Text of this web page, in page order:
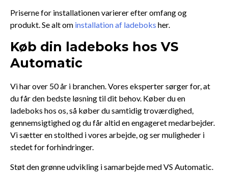
Priserne for installationen varierer efter omfang og
produkt. Se alt om installation af ladeboks her.
Køb din ladeboks hos VS
Automatic
Vi har over 50 år i branchen. Vores eksperter sørger for, at
du får den bedste løsning til dit behov. Køber du en
ladeboks hos os, så køber du samtidig troværdighed,
gennemsigtighed og du får altid en engageret medarbejder.
Vi sætter en stolthed i vores arbejde, og ser muligheder i
stedet for forhindringer.
Støt den grønne udvikling i samarbejde med VS Automatic.